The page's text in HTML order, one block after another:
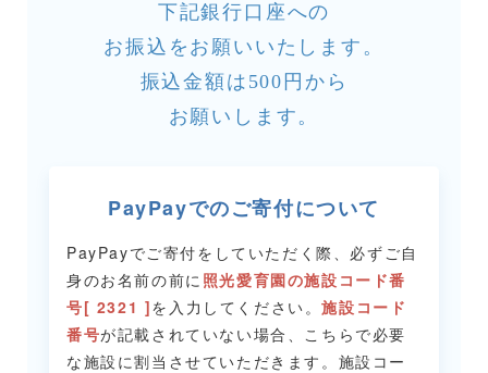
下記銀行口座への
お振込をお願いいたします。
振込金額は500円から
お願いします。
PayPayでのご寄付について
PayPayでご寄付をしていただく際、必ずご自
身のお名前の前に 照光愛育園の施設コード番
号[ 2321 ]を入力してください。施設コード
番号が記載されていない場合、こちらで必要
な施設に割当させていただきます。 施設コー